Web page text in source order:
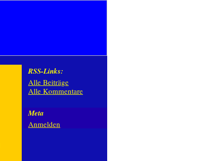
RSS-Links:
Alle Beiträge
Alle Kommentare
Meta
Anmelden